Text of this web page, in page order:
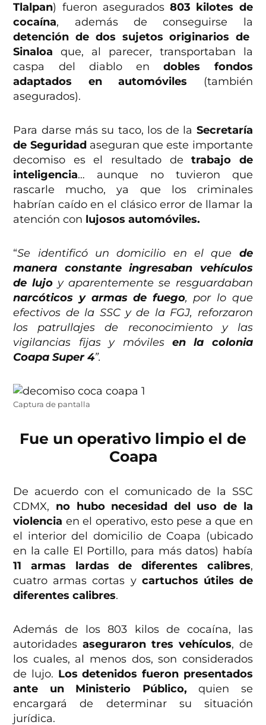
Tlalpan) fueron asegurados803 kilotes de
cocaína, además de conseguirse la
detención de dos sujetos originarios de
Sinaloa que, al parecer, transportaban la
caspa del diablo endobles fondos
adaptados en automóviles (también
asegurados).
Para darse más su taco, los de la Secretaría
de Seguridadaseguran que este importante
decomiso es el resultado de trabajo de
inteligencia… aunque no tuvieron que
rascarle mucho, ya que los criminales
habrían caído en el clásico error de llamar la
atención con lujosos automóviles.
“Se identificó un domicilio en el que de
manera constante ingresaban vehículos
de lujoy aparentemente se resguardaban
narcóticos y armas de fuego, por lo que
efectivos de la SSC y de la FGJ, reforzaron
los patrullajes de reconocimiento y las
vigilancias fijas y móvilesen la colonia
Coapa Super 4”.
Captura de pantalla
Fue un operativo limpio el de
Coapa
De acuerdo con el comunicado de la SSC
CDMX, no hubo necesidad del uso de la
violencia en el operativo, esto pese a que en
el interior del domicilio de Coapa (ubicado
en la calle El Portillo, para más datos) había
11 armas lardas de diferentes calibres,
cuatro armas cortas ycartuchos útiles de
diferentes calibres.
Además de los 803 kilos de cocaína, las
autoridadesaseguraron tres vehículos, de
los cuales, al menos dos, son considerados
de lujo. Los detenidos fueron presentados
ante un Ministerio Público, quien se
encargará de determinar su situación
jurídica.